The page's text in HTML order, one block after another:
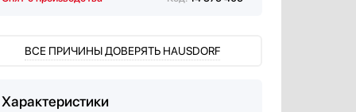
ВСЕ ПРИЧИНЫ ДОВЕРЯТЬ HAUSDORF
Характеристики